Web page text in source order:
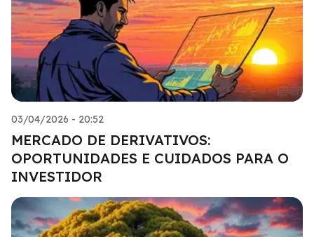
03/04/2026 - 20:52
MERCADO DE DERIVATIVOS:
OPORTUNIDADES E CUIDADOS PARA O
INVESTIDOR